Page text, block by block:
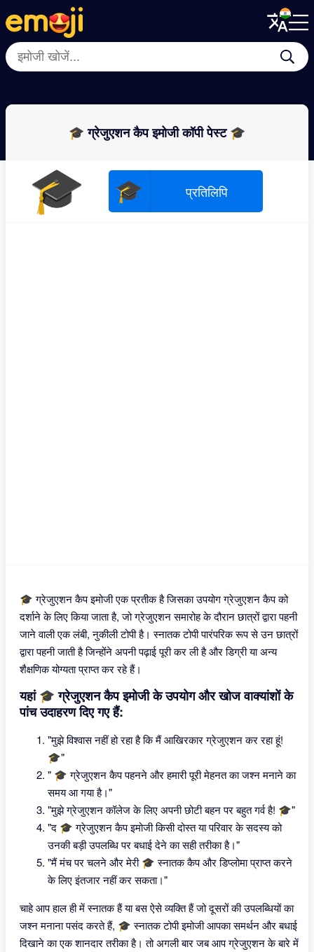
Menu
Close
Menu
Close
🎓 ग्रेजुएशन कैप इमोजी कॉपी पेस्ट 🎓
🎓 🎓 प्रतिलिपि
🎓 ग्रेजुएशन कैप इमोजी एक प्रतीक है जिसका उपयोग ग्रेजुएशन कैप को
दर्शाने के लिए किया जाता है, जो ग्रेजुएशन समारोह के दौरान छात्रों द्वारा पहनी
जाने वाली एक लंबी, नुकीली टोपी है। स्नातक टोपी पारंपरिक रूप से उन छात्रों
द्वारा पहनी जाती है जिन्होंने अपनी पढ़ाई पूरी कर ली है और डिग्री या अन्य
शैक्षणिक योग्यता प्राप्त कर रहे हैं।
यहां 🎓 ग्रेजुएशन कैप इमोजी के उपयोग और खोज वाक्यांशों के
पांच उदाहरण दिए गए हैं:
"मुझे विश्वास नहीं हो रहा है कि मैं आखिरकार ग्रेजुएशन कर रहा हूं!
🎓"
" 🎓 ग्रेजुएशन कैप पहनने और हमारी पूरी मेहनत का जश्न मनाने का
समय आ गया है।"
"मुझे ग्रेजुएशन कॉलेज के लिए अपनी छोटी बहन पर बहुत गर्व है! 🎓"
"द 🎓 ग्रेजुएशन कैप इमोजी किसी दोस्त या परिवार के सदस्य को
उनकी बड़ी उपलब्धि पर बधाई देने का सही तरीका है।"
"मैं मंच पर चलने और मेरी 🎓 स्नातक कैप और डिप्लोमा प्राप्त करने
के लिए इंतजार नहीं कर सकता।"
चाहे आप हाल ही में स्नातक हैं या बस ऐसे व्यक्ति हैं जो दूसरों की उपलब्धियों का
जश्न मनाना पसंद करते हैं, 🎓 स्नातक टोपी इमोजी आपका समर्थन और बधाई
दिखाने का एक शानदार तरीका है। तो अगली बार जब आप ग्रेजुएशन के बारे में